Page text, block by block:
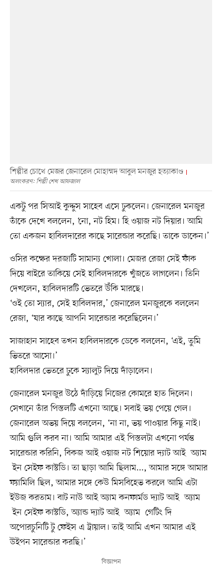
শিল্পীর চোখে মেজর জেনারেল মোহাম্মদ আবুল মনজুর হত্যাকাণ্ড
অলংকরণ: শিল্পী শেখ আফজাল
একটু পর সিআই কুদ্দুস সাহেব এসে ঢুকলেন। জেনারেল মনজুর
তাঁকে দেখে বললেন, ‘নো, নট হিম। হি ওয়াজ নট দিয়ার। আমি
তো একজন হাবিলদারের কাছে সারেন্ডার করেছি। তাকে ডাকেন।’
ওসির কক্ষের দরজাটি সামান্য খোলা। মেজর রেজা সেই ফাঁক
দিয়ে বাইরে তাকিয়ে সেই হাবিলদারকে খুঁজতে লাগলেন। তিনি
দেখলেন, হাবিলদারটি ভেতরে উঁকি মারছে।
‘ওই তো স্যার, সেই হাবিলদার,’ জেনারেল মনজুরকে বললেন
রেজা, ‘যার কাছে আপনি সারেন্ডার করেছিলেন।’
সাজাহান সাহেব তখন হাবিলদারকে ডেকে বললেন, ‘এই, তুমি
ভিতরে আসো।’
হাবিলদার ভেতরে ঢুকে স্যালুট দিয়ে দাঁড়ালেন।
জেনারেল মনজুর উঠে দাঁড়িয়ে নিজের কোমরে হাত দিলেন।
সেখানে তাঁর পিস্তলটি এখনো আছে। সবাই ভয় পেয়ে গেল।
জেনারেল অভয় দিয়ে বললেন, ‘না না, ভয় পাওয়ার কিছু নাই।
আমি গুলি করব না। আমি আমার এই পিস্তলটা এখনো পর্যন্ত
সারেন্ডার করিনি, বিকজ আই ওয়াজ নট শিয়োর দ্যাট আই অ্যাম
ইন সেইফ কাস্টডি। তা ছাড়া আমি ছিলাম..., আমার সঙ্গে আমার
ফ্যামিলি ছিল, আমার সঙ্গে কেউ মিসবিহেভ করলে আমি এটা
ইউজ করতাম। বাট নাউ আই অ্যাম কনফার্মড দ্যাট আই অ্যাম
ইন সেইফ কাস্টডি, অ্যান্ড দ্যাট আই অ্যাম গেটিং দি
অপোরচুনিটি টু ফেইস এ ট্রায়াল। তাই আমি এখন আমার এই
উইপন সারেন্ডার করছি।’